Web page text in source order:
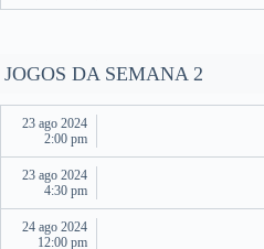
JOGOS DA SEMANA 2
23 ago 2024
2:00 pm
23 ago 2024
4:30 pm
24 ago 2024
12:00 pm